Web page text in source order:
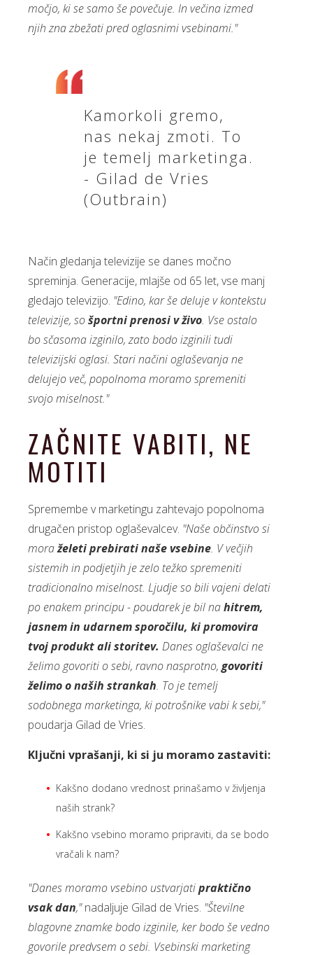
močjo, ki se samo še povečuje. In večina izmed
njih zna zbežati pred oglasnimi vsebinami."
Kamorkoli gremo,
nas nekaj zmoti. To
je temelj marketinga.
- Gilad de Vries
(Outbrain)
Način gledanja televizije se danes močno
spreminja. Generacije, mlajše od 65 let, vse manj
gledajo televizijo. "Edino, kar še deluje v kontekstu
televizije, sošportni prenosi v živo. Vse ostalo
bo sčasoma izginilo, zato bodo izginili tudi
televizijski oglasi. Stari načini oglaševanja ne
delujejo več, popolnoma moramo spremeniti
svojo miselnost."
ZAČNITE VABITI, NE
MOTITI
Spremembe v marketingu zahtevajo popolnoma
drugačen pristop oglaševalcev. "Naše občinstvo si
moraželeti prebirati naše vsebine. V večjih
sistemih in podjetjih je zelo težko spremeniti
tradicionalno miselnost. Ljudje so bili vajeni delati
po enakem principu - poudarek je bil nahitrem,
jasnem in udarnem sporočilu, ki promovira
tvoj produkt ali storitev. Danes oglaševalci ne
želimo govoriti o sebi, ravno nasprotno, govoriti
želimo o naših strankah. To je temelj
sodobnega marketinga, ki potrošnike vabi k sebi,"
poudarja Gilad de Vries.
Ključni vprašanji, ki si ju moramo zastaviti:
Kakšno dodano vrednost prinašamo v življenja
naših strank?
Kakšno vsebino moramo pripraviti, da se bodo
vračali k nam?
"Danes moramo vsebino ustvarjatipraktično
vsak dan,"nadaljuje Gilad de Vries. "Številne
blagovne znamke bodo izginile, ker bodo še vedno
govorile predvsem o sebi. Vsebinski marketing